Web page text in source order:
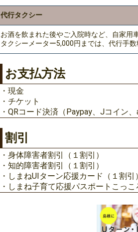
代行タクシー
お酒を飲まれた後やご入院時など、自家用
タクシーメーター5,000円までは、代行手数
お支払方法
・現金
・チケット
・QRコード決済（Paypay、Jコイン、
割引
・身体障害者割引（１割引）
・知的障害者割引（１割引）
・しまねUIターン応援カード（１割引）
・しまね子育て応援パスポートこっこ